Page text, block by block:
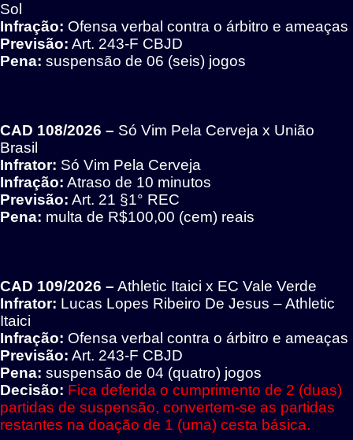
Sol
Infração: Ofensa verbal contra o árbitro e ameaças
Previsão: Art. 243-F CBJD
Pena: suspensão de 06 (seis) jogos
CAD 108/2026 – Só Vim Pela Cerveja x União
Brasil
Infrator: Só Vim Pela Cerveja
Infração: Atraso de 10 minutos
Previsão: Art. 21 §1° REC
Pena: multa de R$100,00 (cem) reais
CAD 109/2026 – Athletic Itaici x EC Vale Verde
Infrator: Lucas Lopes Ribeiro De Jesus – Athletic
Itaici
Infração: Ofensa verbal contra o árbitro e ameaças
Previsão: Art. 243-F CBJD
Pena: suspensão de 04 (quatro) jogos
Decisão: Fica deferida o cumprimento de 2 (duas)
partidas de suspensão, convertem-se as partidas
restantes na doação de 1 (uma) cesta básica.